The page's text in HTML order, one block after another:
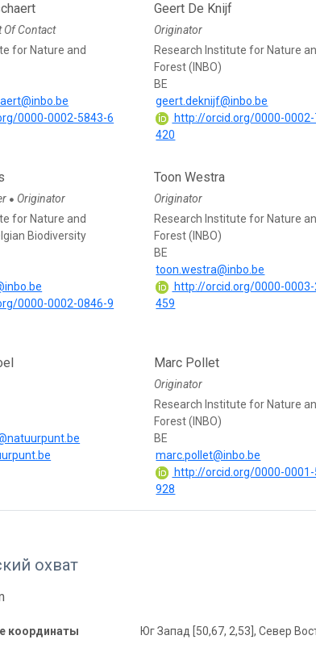
Of Contact
for Nature and
0000-0002-5843-6
Geert De Knijf
Originator
Research Institute for Nature
Forest (INBO)
BE
geert.deknijf@inbo.be
http://orcid.org/0000-0002-
420
● Originator
for Nature and
Biodiversity
0000-0002-0846-9
Toon Westra
Originator
Research Institute for Nature
Forest (INBO)
BE
toon.westra@inbo.be
http://orcid.org/0000-
459
Marc Pollet
Originator
Research Institute for Nature
Forest (INBO)
BE
marc.pollet@inbo.be
http://orcid.org/0000-
928
охват
координаты Юг Запад [50,67, 2,53], Север